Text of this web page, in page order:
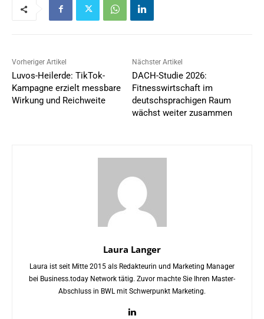
Vorheriger Artikel
Luvos-Heilerde: TikTok-
Kampagne erzielt messbare
Wirkung und Reichweite
Nächster Artikel
DACH-Studie 2026:
Fitnesswirtschaft im
deutschsprachigen Raum
wächst weiter zusammen
Laura Langer
Laura ist seit Mitte 2015 als Redakteurin und Marketing Manager
bei Business.today Network tätig. Zuvor machte Sie Ihren Master-
Abschluss in BWL mit Schwerpunkt Marketing.